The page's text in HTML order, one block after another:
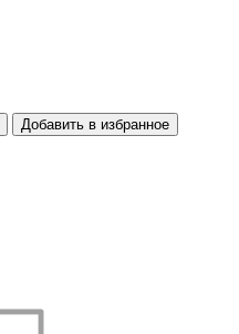
Добавить в избранное